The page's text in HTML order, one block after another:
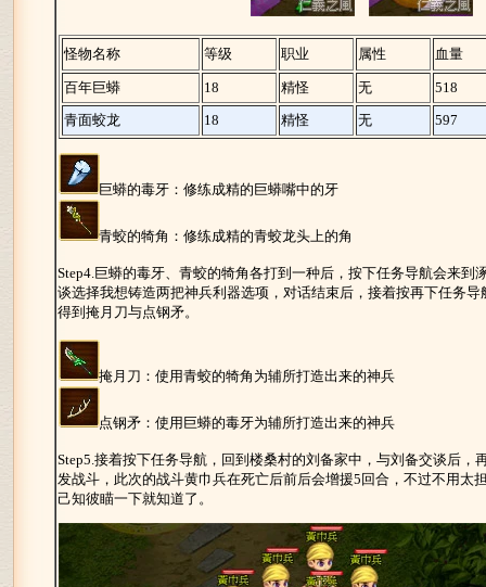
怪物名称 等级 职业 属性 血量
百年巨蟒 18 精怪 无
518
青面蛟龙
18 精怪 无 597
巨蟒的毒牙：修练成精的巨蟒嘴中的牙
青蛟的犄角：修练成精的青蛟龙头上的角
Step4.巨蟒的毒牙、青蛟的犄角各打到一种后，按下任务导航会来到
谈选择我想铸造两把神兵利器选项，对话结束后，接着按再下任务
得到掩月刀与点钢矛。
掩月刀：使用青蛟的犄角为辅所打造出来的神兵
点钢矛：使用巨蟒的毒牙为辅所打造出来的神兵
Step5.接着按下任务导航，回到楼桑村的刘备家中，与刘备交谈后，
发战斗，此次的战斗黄巾兵在死亡后前后会增援5回合，不过不用太
己知彼瞄一下就知道了。